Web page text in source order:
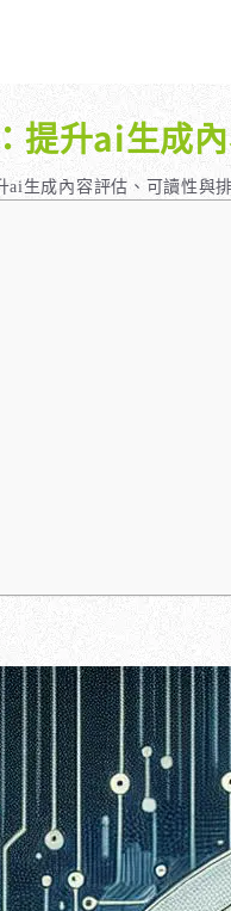
局關鍵字
全面
關鍵
我們提供哪些 SEO 服
如何知道哪些服務最適
提升ai生成
ai生成內容評估、可讀性與